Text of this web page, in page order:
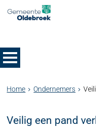
Home Ondernemers
Veilig een pand